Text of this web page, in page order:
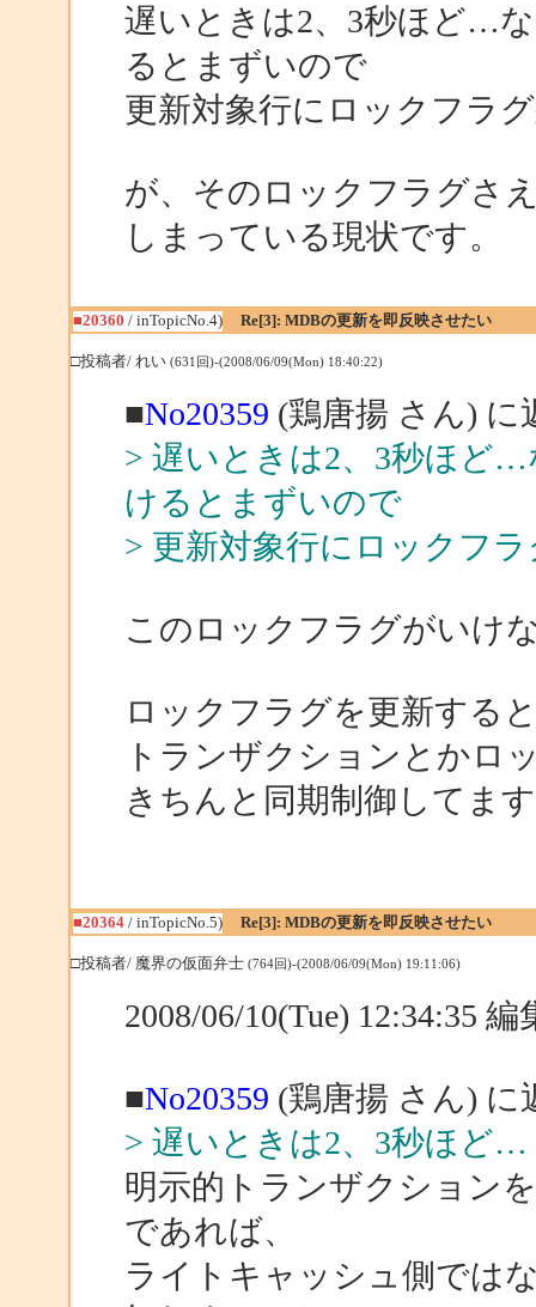
遅いときは2、3秒ほど…
るとまずいので
更新対象行にロックフラ
が、そのロックフラグさ
しまっている現状です。
■20360 / inTopicNo.4) Re[3]: MDBの更新を即反映させたい
□投稿者/ れい (631回)-(2008/06/09(Mon) 18:40:22)
■No20359 (鶏唐揚 さん) に
> 遅いときは2、3秒ほど
けるとまずいので
> 更新対象行にロックフ
このロックフラグがいけ
ロックフラグを更新する
トランザクションとかロ
きちんと同期制御してま
■20364/ inTopicNo.5) Re[3]: MDBの更新を即反映させたい
□投稿者/ 魔界の仮面弁士 (764回)-(2008/06/09(Mon) 19:11:06)
2008/06/10(Tue) 12:34:35
■No20359 (鶏唐揚 さん) に
> 遅いときは2、3秒ほど…
明示的トランザクション
であれば、
ライトキャッシュ側では